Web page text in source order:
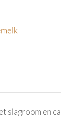
slagroom en